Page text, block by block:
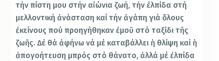
τήν πίστη μου στήν αἰώνια ζωή, τήν ἐλπίδα στή
μελλοντική ἀνάσταση καί τήν ἀγάπη γιά ὅλους
ἐκείνους πού προηγήθηκαν ἐμοῦ στό ταξίδι τῆς
ζωῆς. Δέ θά ἀφήνω νά μέ καταβάλλει ἡ θλίψη καί ἡ
ἀπογοήτευση μπρός στό θάνατο, ἀλλά μέ ἐλπίδα